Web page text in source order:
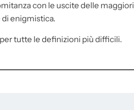
con le uscite delle maggiori
di enigmistica.
tutte le definizioni più difficili.